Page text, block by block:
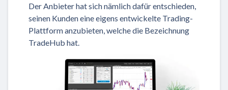
Der Anbieter hat sich nämlich dafür entschieden,
seinen Kunden eine eigens entwickelte Trading-
Plattform anzubieten, welche die Bezeichnung
TradeHub hat.